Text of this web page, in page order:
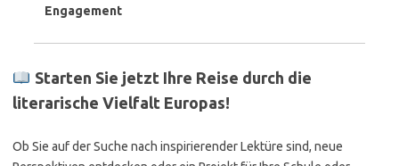
Engagement
Starten Sie jetzt Ihre Reise durch die
literarische Vielfalt Europas!
Ob Sie auf der Suche nach inspirierender Lektüre sind, neue